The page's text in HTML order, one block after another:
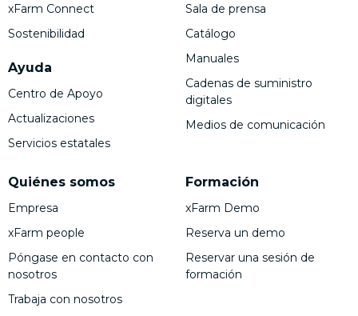
xFarm Connect
Sostenibilidad
Ayuda
Centro de Apoyo
Actualizaciones
Servicios estatales
Quiénes somos
Empresa
xFarm people
Póngase en contacto con
nosotros
Trabaja con nosotros
Sala de prensa
Catálogo
Manuales
Cadenas de suministro
digitales
Medios de comunicación
Formación
xFarm Demo
Reserva un demo
Reservar una sesión de
formación